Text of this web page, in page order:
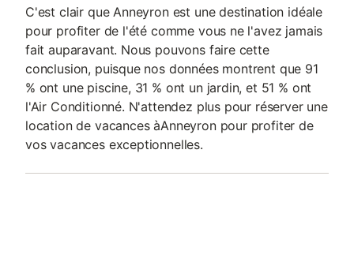
C'est clair que Anneyron est une destination idéale
pour profiter de l'été comme vous ne l'avez jamais
fait auparavant. Nous pouvons faire cette
conclusion, puisque nos données montrent que 91
% ont une piscine, 31 % ont un jardin, et 51 % ont
l'Air Conditionné. N'attendez plus pour réserver une
location de vacances àAnneyron pour profiter de
vos vacances exceptionnelles.